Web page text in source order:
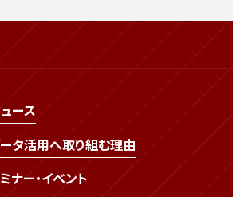
ース
タ活用へ取り組む理由
ナー・イベント